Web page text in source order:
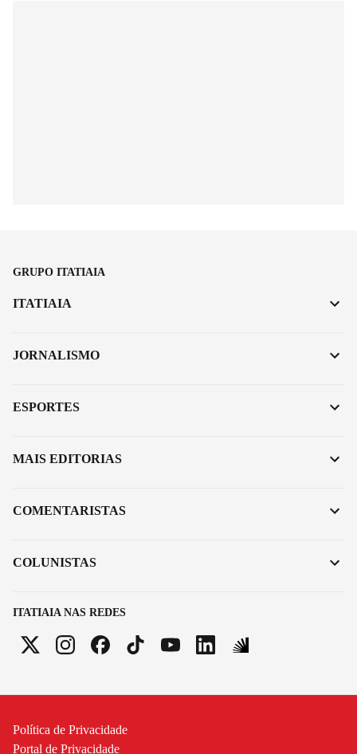
GRUPO ITATIAIA
ITATIAIA NAS REDES
ITATIAIA
JORNALISMO
ESPORTES
MAIS EDITORIAS
COMENTARISTAS
COLUNISTAS
Política de Privacidade
Portal de Privacidade